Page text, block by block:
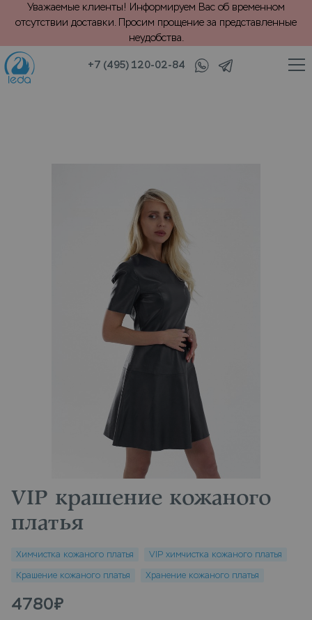
Уважаемые клиенты! Информируем Вас об временном
отсутствии доставки. Просим прощение за представленные
неудобства.
+7 (495) 120-02-84
/ Одежда из кожи и замши
VIP крашение кожаного
платья
Химчистка кожаного платья VIP химчистка кожаного платья
Крашение кожаного платья Хранение кожаного платья
4780₽